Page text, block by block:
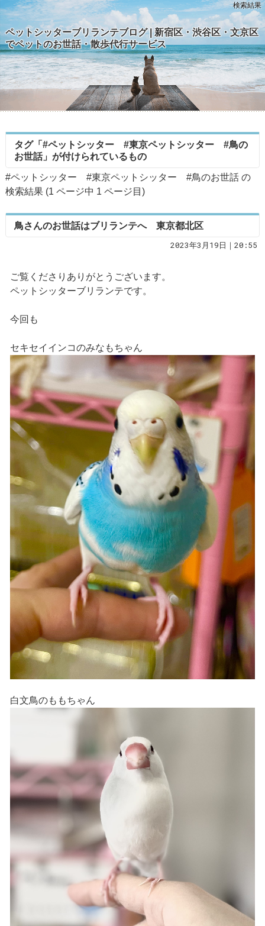
検索結果
ペットシッターブリランテブログ | 新宿区・渋谷区・文京区
でペットのお世話・散歩代行サービス
タグ「#ペットシッター #東京ペットシッター #鳥の
お世話」が付けられているもの
#ペットシッター #東京ペットシッター #鳥のお世話 の
検索結果 (1 ページ中 1 ページ目)
鳥さんのお世話はブリランテへ 東京都北区
2023年3月19日｜20:55
ご覧くださりありがとうございます。
ペットシッターブリランテです。
今回も
セキセイインコのみなもちゃん
白文鳥のももちゃん